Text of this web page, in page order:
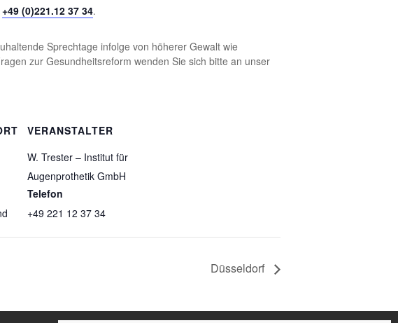
+49 (0)221.12 37 34.
Sprechtage infolge von höherer Gewalt wie
zur Gesundheitsreform wenden Sie sich bitte an unser
VERANSTALTER
W. Trester – Institut für
Augenprothetik GmbH
Telefon
+49 221 12 37 34
Düsseldorf